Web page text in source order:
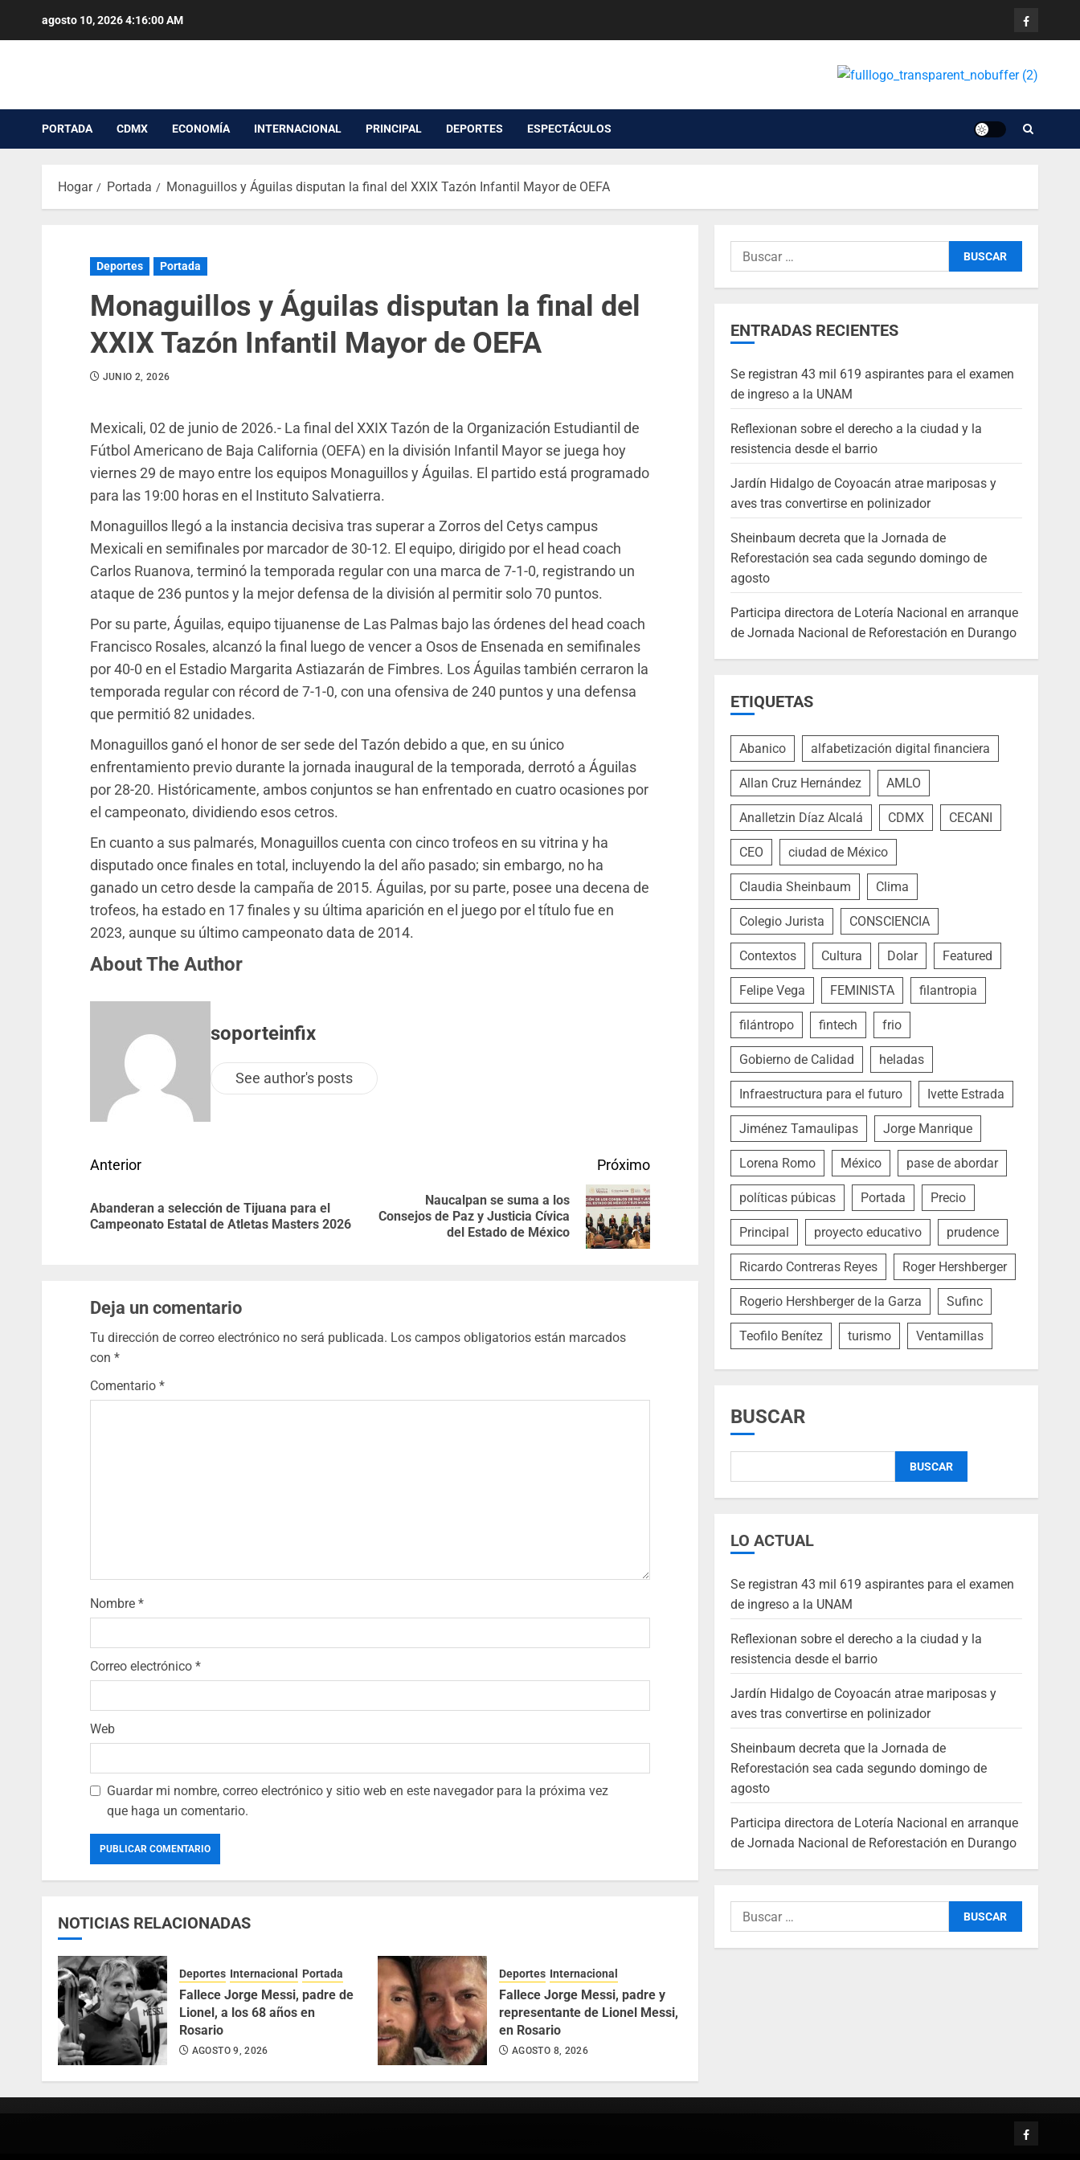
agosto 10, 20264:16:00 AM
PORTADA CDMX ECONOMÍA INTERNACIONAL PRINCIPAL DEPORTES ESPECTÁCULOS
Hogar Portada Monaguillos y Águilas disputan la final del XXIX Tazón Infantil Mayor de OEFA
Deportes Portada
Monaguillos y Águilas disputan la final del
XXIX Tazón Infantil Mayor de OEFA
JUNIO 2, 2026
Mexicali, 02 de junio de 2026.- La final del XXIX Tazón de la Organización Estudiantil de
Fútbol Americano de Baja California (OEFA) en la división Infantil Mayor se juega hoy
viernes 29 de mayo entre los equipos Monaguillos y Águilas. El partido está programado
para las 19:00 horas en el Instituto Salvatierra.
Monaguillos llegó a la instancia decisiva tras superar a Zorros del Cetys campus
Mexicali en semifinales por marcador de 30-12. El equipo, dirigido por el head coach
Carlos Ruanova, terminó la temporada regular con una marca de 7-1-0, registrando un
ataque de 236 puntos y la mejor defensa de la división al permitir solo 70 puntos.
Por su parte, Águilas, equipo tijuanense de Las Palmas bajo las órdenes del head coach
Francisco Rosales, alcanzó la final luego de vencer a Osos de Ensenada en semifinales
por 40-0 en el Estadio Margarita Astiazarán de Fimbres. Los Águilas también cerraron la
temporada regular con récord de 7-1-0, con una ofensiva de 240 puntos y una defensa
que permitió 82 unidades.
Monaguillos ganó el honor de ser sede del Tazón debido a que, en su único
enfrentamiento previo durante la jornada inaugural de la temporada, derrotó a Águilas
por 28-20. Históricamente, ambos conjuntos se han enfrentado en cuatro ocasiones por
el campeonato, dividiendo esos cetros.
En cuanto a sus palmarés, Monaguillos cuenta con cinco trofeos en su vitrina y ha
disputado once finales en total, incluyendo la del año pasado; sin embargo, no ha
ganado un cetro desde la campaña de 2015. Águilas, por su parte, posee una decena de
trofeos, ha estado en 17 finales y su última aparición en el juego por el título fue en
2023, aunque su último campeonato data de 2014.
About The Author
soporteinfix
See author's posts
Anterior
Abanderan a selección de Tijuana para el
Campeonato Estatal de Atletas Masters 2026
Próximo
Naucalpan se suma a los
Consejos de Paz y Justicia Cívica
del Estado de México
Deja un comentario
Tu dirección de correo electrónico no será publicada. Los campos obligatorios están marcados
con *
Comentario *
Nombre *
Correo electrónico *
Web
Guardar mi nombre, correo electrónico y sitio web en este navegador para la próxima vez
que haga un comentario.
NOTICIAS RELACIONADAS
Deportes Internacional Portada
Fallece Jorge Messi, padre de
Lionel, a los 68 años en
Rosario
AGOSTO 9, 2026
Deportes Internacional
Fallece Jorge Messi, padre y
representante de Lionel Messi,
en Rosario
AGOSTO 8, 2026
ENTRADAS RECIENTES
Se registran 43 mil 619 aspirantes para el examen
de ingreso a la UNAM
Reflexionan sobre el derecho a la ciudad y la
resistencia desde el barrio
Jardín Hidalgo de Coyoacán atrae mariposas y
aves tras convertirse en polinizador
Sheinbaum decreta que la Jornada de
Reforestación sea cada segundo domingo de
agosto
Participa directora de Lotería Nacional en arranque
de Jornada Nacional de Reforestación en Durango
ETIQUETAS
Abanico alfabetización digital financiera
Allan Cruz Hernández AMLO
Analletzin Díaz Alcalá CDMX CECANI
CEO ciudad de México
Claudia Sheinbaum Clima
Colegio Jurista CONSCIENCIA
Contextos Cultura Dolar Featured
Felipe Vega FEMINISTA filantropia
filántropo fintech frio
Gobierno de Calidad heladas
Infraestructura para el futuro Ivette Estrada
Jiménez Tamaulipas Jorge Manrique
Lorena Romo México pase de abordar
políticas púbicas Portada Precio
Principal proyecto educativo prudence
Ricardo Contreras Reyes Roger Hershberger
Rogerio Hershberger de la Garza Sufinc
Teofilo Benítez turismo Ventamillas
BUSCAR
BUSCAR
LO ACTUAL
Se registran 43 mil 619 aspirantes para el examen
de ingreso a la UNAM
Reflexionan sobre el derecho a la ciudad y la
resistencia desde el barrio
Jardín Hidalgo de Coyoacán atrae mariposas y
aves tras convertirse en polinizador
Sheinbaum decreta que la Jornada de
Reforestación sea cada segundo domingo de
agosto
Participa directora de Lotería Nacional en arranque
de Jornada Nacional de Reforestación en Durango